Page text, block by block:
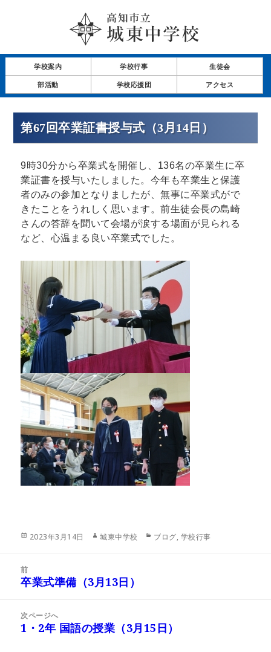
学校案内 学校行事 生徒会
部活動 学校応援団 アクセス
第67回卒業証書授与式（3月14日）
9時30分から卒業式を開催し、136名の卒業生に卒
業証書を授与いたしました。今年も卒業生と保護
者のみの参加となりましたが、無事に卒業式がで
きたことをうれしく思います。前生徒会長の島崎
さんの答辞を聞いて会場が涙する場面が見られる
など、心温まる良い卒業式でした。
投
2023年3月14日
作
城東中学校
カ
ブログ, 学校行事
前
前
投
稿:
卒業式準備（3月13日）
次ページへ
次
1・2年 国語の授業（3月15日）